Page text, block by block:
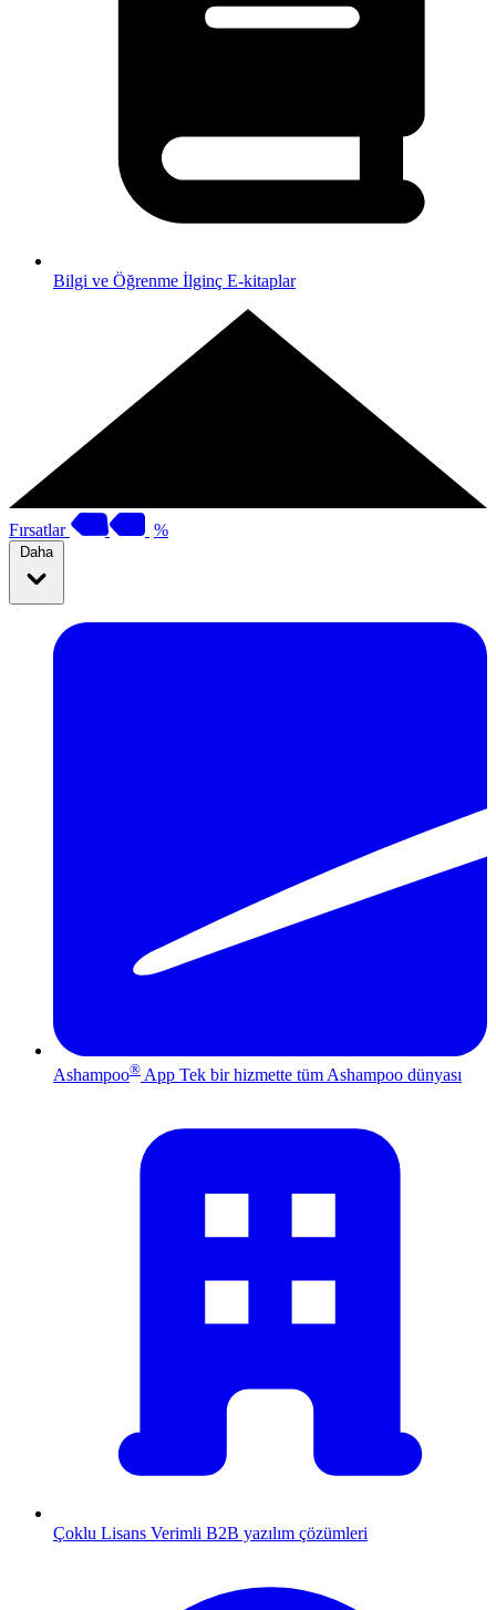
Bilgi ve Öğrenme İlginç E-kitaplar
Fırsatlar %
Daha
Ashampoo® App Tek bir hizmette tüm Ashampoo dünyası
Çoklu Lisans Verimli B2B yazılım çözümleri